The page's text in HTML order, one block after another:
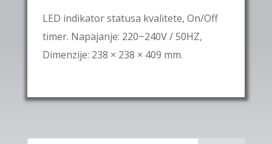
LED indikator statusa kvalitete, On/Off
timer. Napajanje: 220~240V / 50HZ,
Dimenzije: 238 × 238 × 409 mm.